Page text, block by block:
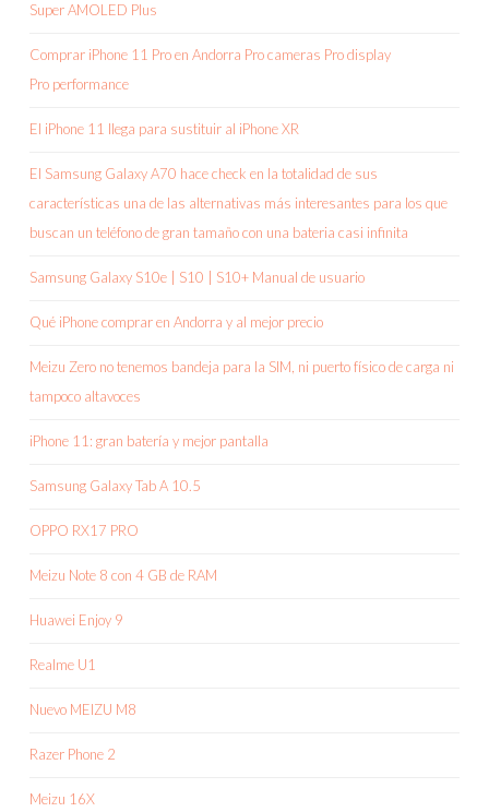
Super AMOLED Plus
Comprar iPhone 11 Pro en Andorra Pro cameras Pro display
Pro performance
El iPhone 11 llega para sustituir al iPhone XR
El Samsung Galaxy A70 hace check en la totalidad de sus
características una de las alternativas más interesantes para los que
buscan un teléfono de gran tamaño con una bateria casi infinita
Samsung Galaxy S10e | S10 | S10+ Manual de usuario
Qué iPhone comprar en Andorra y al mejor precio
Meizu Zero no tenemos bandeja para la SIM, ni puerto físico de carga ni
tampoco altavoces
iPhone 11: gran batería y mejor pantalla
Samsung Galaxy Tab A 10.5
OPPO RX17 PRO
Meizu Note 8 con 4 GB de RAM
Huawei Enjoy 9
Realme U1
Nuevo MEIZU M8
Razer Phone 2
Meizu 16X